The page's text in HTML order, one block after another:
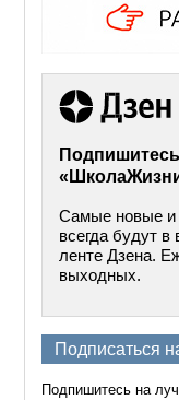
Самые новые и
всегда будут
ленте Дзена.
выходных.
Подписаться
Подпишитесь на